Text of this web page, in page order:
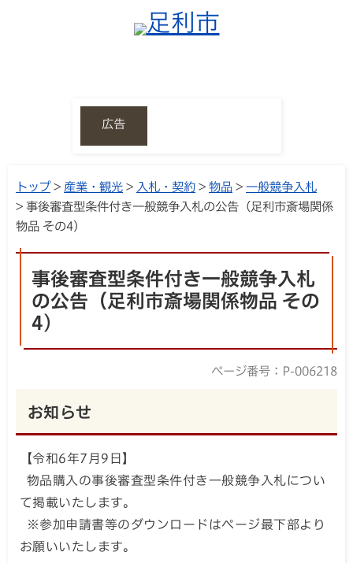
広告
トップ> 産業・観光 > 入札・契約 > 物品 > 一般競争入札
> 事後審査型条件付き一般競争入札の公告（足利市斎場関係
物品 その4)
事後審査型条件付き一般競争入札
の公告（足利市斎場関係物品 その
4)
ページ番号：P-006218
お知らせ
【令和6年7月9日】
物品購入の事後審査型条件付き一般競争入札につい
て掲載いたします。
※参加申請書等のダウンロードはページ最下部より
お願いいたします。